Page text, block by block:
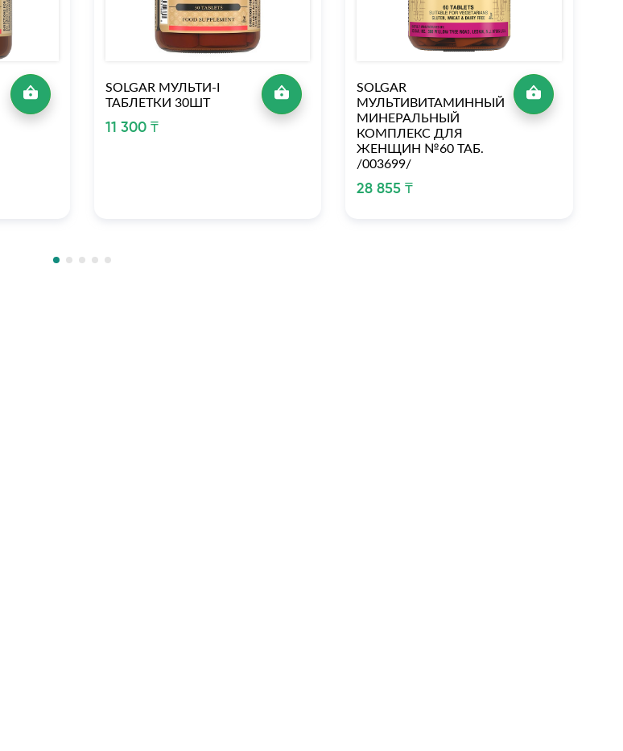
SOLGAR МУЛЬТИ-I
ТАБЛЕТКИ 30ШТ
11 300 ₸
SOLGAR
МУЛЬТИВИТАМИННЫЙ
МИНЕРАЛЬНЫЙ
КОМПЛЕКС ДЛЯ
ЖЕНЩИН №60 ТАБ.
/003699/
28 855 ₸